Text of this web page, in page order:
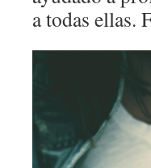
a todas ellas.